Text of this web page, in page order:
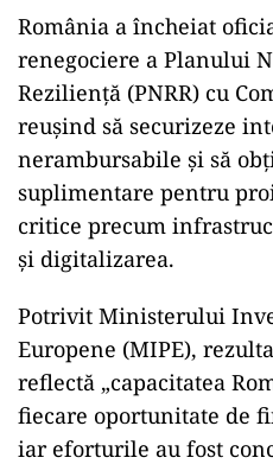
România a încheiat
renegociere a Planului
Reziliență (PNRR) cu
reușind să securizeze
nerambursabile și să
suplimentare pentru
critice precum
și digitalizarea.
Potrivit Ministerului
Europene (MIPE),
reflectă „capacitatea
fiecare oportunitate de
iar eforturile au fost